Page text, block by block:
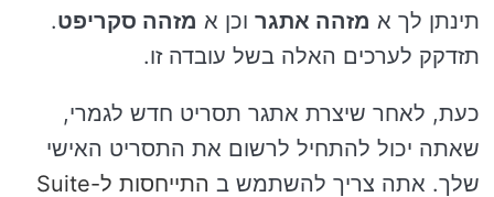
תינתן לך א מזהה אתגר וכן א מזהה סקריפט.
תזדקק לערכים האלה בשל עובדה זו.
כעת, לאחר שיצרת אתגר תסריט חדש לגמרי,
שאתה יכול להתחיל לרשום את התסריט האישי
שלך. אתה צריך להשתמש ב
התייחסות ל-Suite